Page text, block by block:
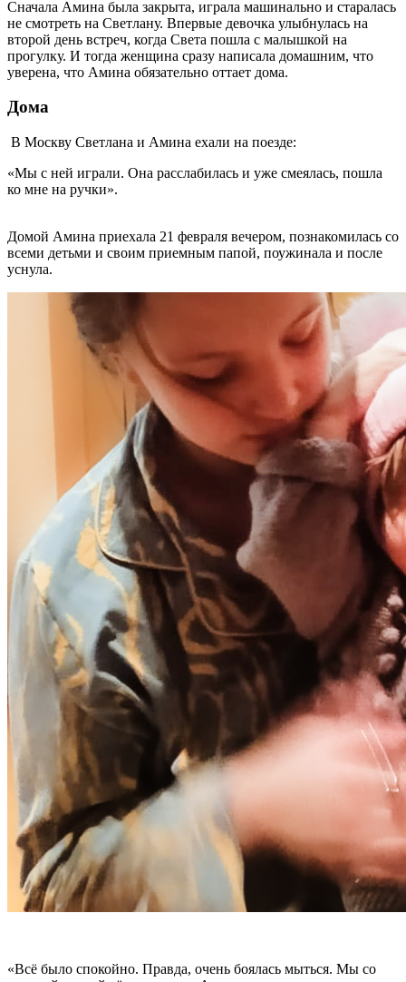
Сначала Амина была закрыта, играла машинально и старалась
не смотреть на Светлану. Впервые девочка улыбнулась на
второй день встреч, когда Света пошла с малышкой на
прогулку. И тогда женщина сразу написала домашним, что
уверена, что Амина обязательно оттает дома.
Дома
В Москву Светлана и Амина ехали на поезде:
«Мы с ней играли. Она расслабилась и уже смеялась, пошла
ко мне на ручки».
Домой Амина приехала 21 февраля вечером, познакомилась со
всеми детьми и своим приемным папой, поужинала и после
уснула.
«Всё было спокойно. Правда, очень боялась мыться. Мы со